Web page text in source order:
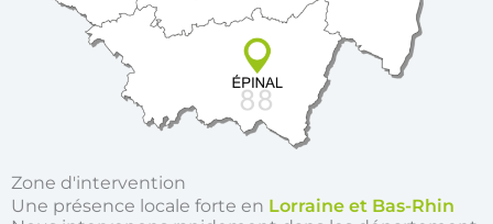
Zone d'intervention
Une présence locale forte en Lorraine et Bas-Rhin